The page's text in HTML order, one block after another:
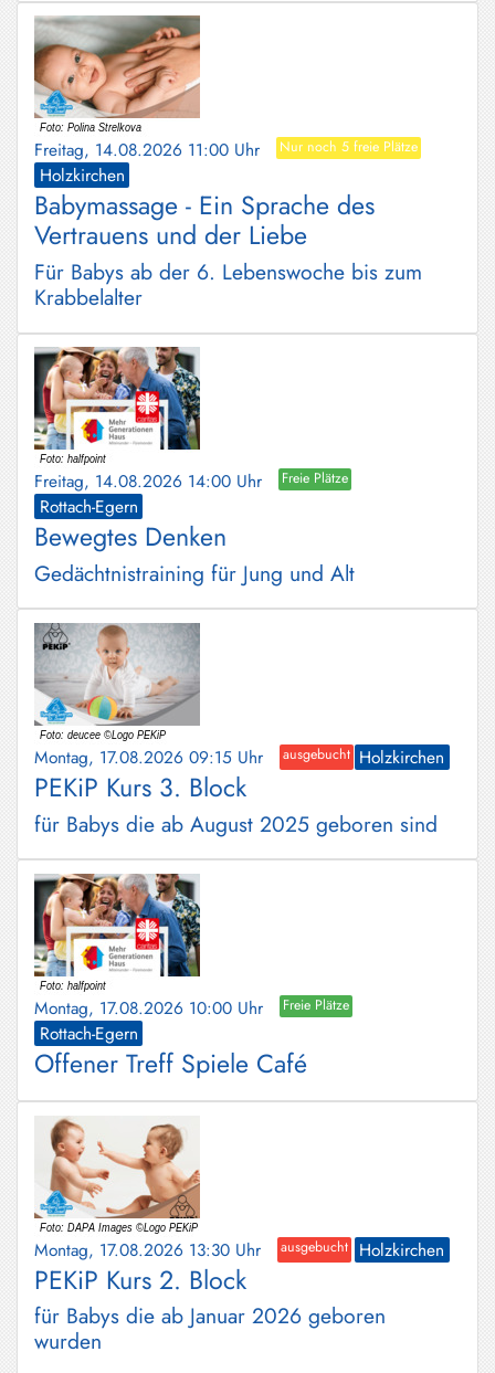
Freitag, 14.08.2026 11:00 Uhr Nur noch 5 freie Plätze
Holzkirchen
Babymassage - Ein Sprache des
Vertrauens und der Liebe
Für Babys ab der 6. Lebenswoche bis zum
Krabbelalter
Freitag, 14.08.2026 14:00 Uhr Freie Plätze
Rottach-Egern
Bewegtes Denken
Gedächtnistraining für Jung und Alt
Montag, 17.08.2026 09:15 Uhr ausgebucht Holzkirchen
PEKiP Kurs 3. Block
für Babys die ab August 2025 geboren sind
Montag, 17.08.2026 10:00 Uhr Freie Plätze
Rottach-Egern
Offener Treff Spiele Café
Montag, 17.08.2026 13:30 Uhr ausgebucht Holzkirchen
PEKiP Kurs 2. Block
für Babys die ab Januar 2026 geboren
wurden